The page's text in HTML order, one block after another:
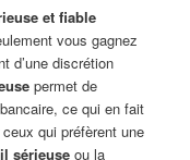
et fiable
vous gagnez
d’une discrétion
permet de
ce qui en fait
qui préfèrent une
sérieuse ou la